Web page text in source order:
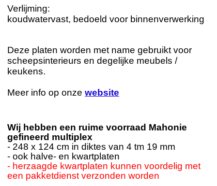
Verlijming:
koudwatervast, bedoeld voor binnenverwerking
Deze platen worden met name gebruikt voor
scheepsinterieurs en degelijke meubels /
keukens.
Meer info op onze website
Wij hebben een ruime voorraad Mahonie
gefineerd multiplex
- 248 x 124 cm in diktes van 4 tm 19 mm
- ook halve- en kwartplaten
- herzaagde kwartplaten kunnen voordelig met
een pakketdienst verzonden worden